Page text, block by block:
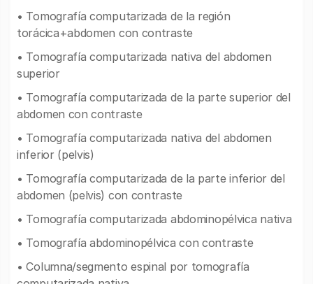
• Tomografía computarizada de la región
torácica+abdomen con contraste
• Tomografía computarizada nativa del abdomen
superior
• Tomografía computarizada de la parte superior del
abdomen con contraste
• Tomografía computarizada nativa del abdomen
inferior (pelvis)
• Tomografía computarizada de la parte inferior del
abdomen (pelvis) con contraste
• Tomografía computarizada abdominopélvica nativa
• Tomografía abdominopélvica con contraste
• Columna/segmento espinal por tomografía